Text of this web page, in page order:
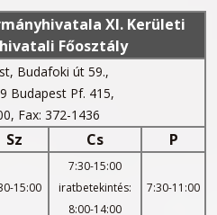
XI. Kerületi
Főosztály
Budafoki út 59.,
Budapest Pf. 415,
Fax: 372-1436
Sz Cs P
15:00
7:30-15:00
iratbetekintés:
8:00-14:00
7:30-11:00